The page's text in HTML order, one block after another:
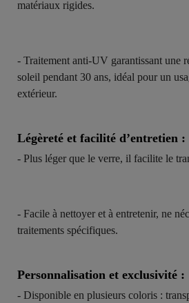
matériaux rigides.
- Traitement anti-UV garantissant une
soleil pendant 30 ans, idéal pour un
extérieur.
Légèreté et facilité d’entretien :
- Plus léger que le verre, il facilite le
- Facile à nettoyer et à entretenir, ne
traitements spécifiques.
Personnalisation et exclusivité :
- Disponible en plusieurs coloris :